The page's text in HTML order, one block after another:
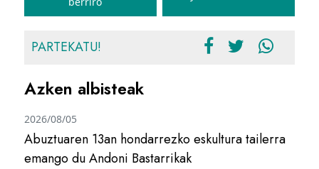
PARTEKATU!
Azken albisteak
Abuztuaren 13an hondarrezko eskultura tailerra
emango du Andoni Bastarrikak
2026/08/05